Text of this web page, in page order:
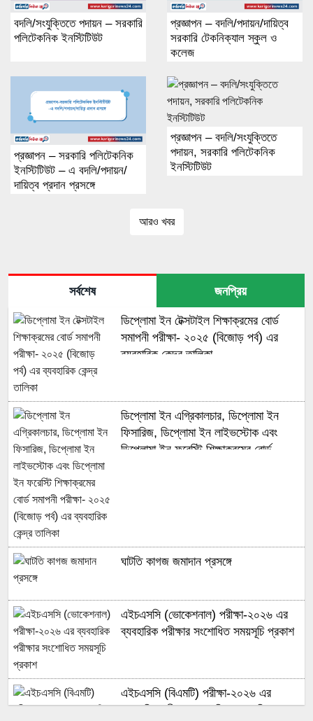
বদলি/সংযুক্তিতে পদায়ন – সরকারি
পলিটেকনিক ইনস্টিটিউট
প্রজ্ঞাপন – বদলি/পদায়ন/দায়িত্ব
সরকারি টেকনিক্যাল স্কুল ও
কলেজ
প্রজ্ঞাপন – সরকারি পলিটেকনিক
ইনস্টিটিউট – এ বদলি/পদায়ন/
দায়িত্ব প্রদান প্রসঙ্গে
প্রজ্ঞাপন – বদলি/সংযুক্তিতে
পদায়ন, সরকারি পলিটেকনিক
ইনস্টিটিউট
আরও খবর
সর্বশেষ জনপ্রিয়
ডিপ্লোমা ইন টেক্সটাইল শিক্ষাক্রমের বোর্ড
সমাপনী পরীক্ষা- ২০২৫ (বিজোড় পর্ব) এর
ব্যবহারিক কেন্দ্র তালিকা
ডিপ্লোমা ইন এগ্রিকালচার, ডিপ্লোমা ইন
ফিসারিজ, ডিপ্লোমা ইন লাইভস্টোক এবং
ডিপ্লোমা ইন ফরেস্টি শিক্ষাক্রমের বোর্ড
ঘাটতি কাগজ জমাদান প্রসঙ্গে
এইচএসসি (ভোকেশনাল) পরীক্ষা-২০২৬ এর
ব্যবহারিক পরীক্ষার সংশোধিত সময়সূচি প্রকাশ
এইচএসসি (বিএমটি) পরীক্ষা-২০২৬ এর
ব্যবহারিক পরীক্ষার সংশোধিত সময়সূচি প্রকাশ